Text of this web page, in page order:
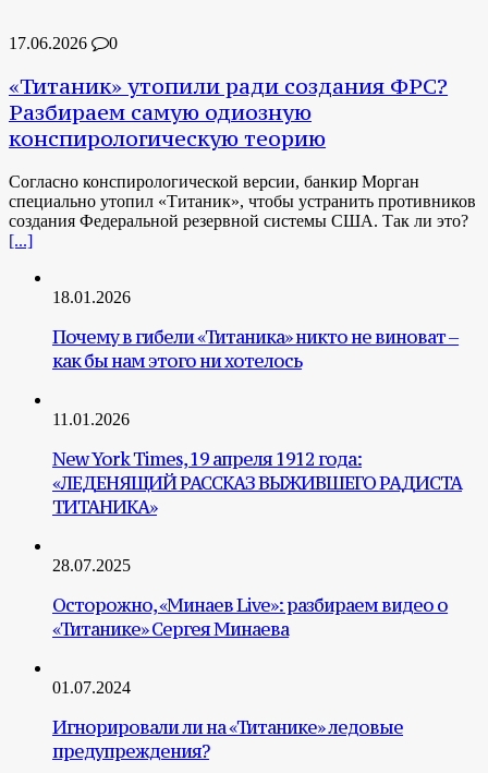
17.06.2026 0
«Титаник» утопили ради создания ФРС?
Разбираем самую одиозную
конспирологическую теорию
Согласно конспирологической версии, банкир Морган
специально утопил «Титаник», чтобы устранить противников
создания Федеральной резервной системы США. Так ли это?
[...]
18.01.2026
Почему в гибели «Титаника» никто не виноват –
как бы нам этого ни хотелось
11.01.2026
New York Times, 19 апреля 1912 года:
«ЛЕДЕНЯЩИЙ РАССКАЗ ВЫЖИВШЕГО РАДИСТА
ТИТАНИКА»
28.07.2025
Осторожно, «Минаев Live»: разбираем видео о
«Титанике» Сергея Минаева
01.07.2024
Игнорировали ли на «Титанике» ледовые
предупреждения?